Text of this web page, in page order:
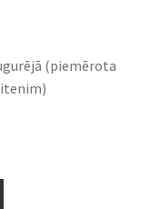
(piemērota